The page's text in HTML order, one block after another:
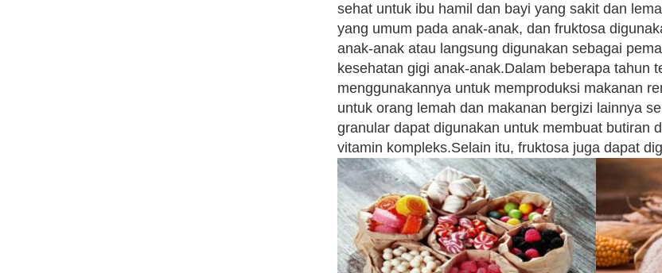
sehat untuk ibu hamil dan bayi yang sakit dan
yang umum pada anak-anak, dan fruktosa
anak-anak atau langsung digunakan sebagai
kesehatan gigi anak-anak.Dalam beberapa tahun
menggunakannya untuk memproduksi makanan
untuk orang lemah dan makanan bergizi lainnya
granular dapat digunakan untuk membuat butiran
vitamin kompleks.Selain itu, fruktosa juga dapat